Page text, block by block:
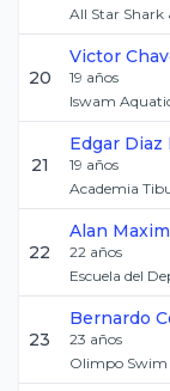
All Star Shark
20
Victor
19 años
Iswam
21
Edgar Diaz
19 años
Academia
22
Alan
22 años
Escuela del
23
Bernardo
23 años
Olimpo